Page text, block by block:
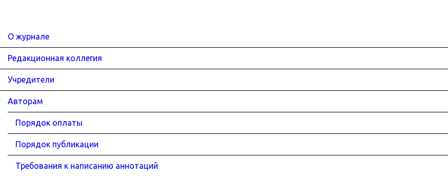
О журнале
Редакционная коллегия
Учредители
Авторам
Порядок оплаты
Порядок публикации
Требования к написанию аннотаций